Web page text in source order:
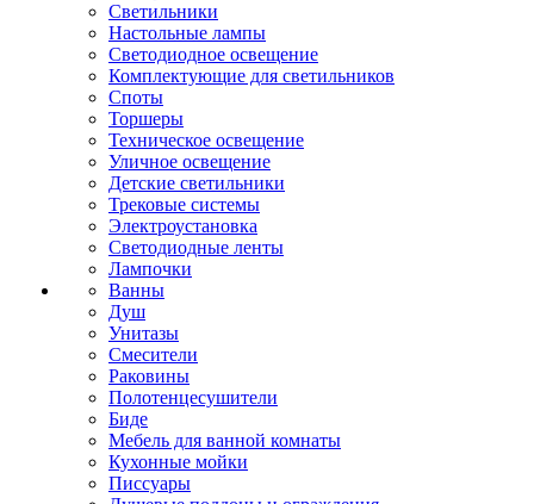
Светильники
Настольные лампы
Светодиодное освещение
Комплектующие для светильников
Споты
Торшеры
Техническое освещение
Уличное освещение
Детские светильники
Трековые системы
Электроустановка
Светодиодные ленты
Лампочки
Ванны
Душ
Унитазы
Смесители
Раковины
Полотенцесушители
Биде
Мебель для ванной комнаты
Кухонные мойки
Писсуары